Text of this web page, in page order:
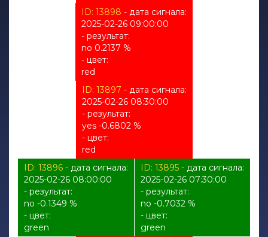
ID: 13898 - дата сигнала:
2025-02-26 09:00:00
- результат:
no 0.2137 %
- цвет:
red
ID: 13897 - дата сигнала:
2025-02-26 08:30:00
- результат:
yes -0.6802 %
- цвет:
red
ID: 13896 - дата сигнала:
2025-02-26 08:00:00
- результат:
no -0.1349 %
- цвет:
green
ID: 13895- дата сигнала:
2025-02-26 07:30:00
- результат:
no -0.7032 %
- цвет:
green